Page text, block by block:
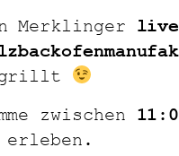
Merklinger
zwischen
erleben.